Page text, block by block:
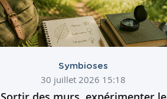
Symbioses
30 juillet 2026 15:18